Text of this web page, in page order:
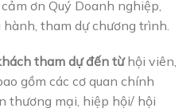
ơn Quý Doanh nghiệp,
tham dự chương trình.
tham dự đến từhội viên,
gồm các cơ quan chính
thương mại, hiệp hội/ hội